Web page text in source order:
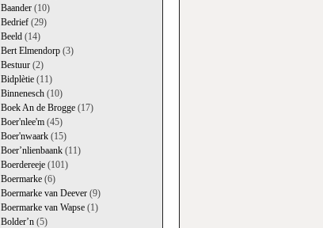
Baander(10)
Bedrief(29)
Beeld(14)
Bert Elmendorp(3)
Bestuur(2)
Bidplètie(11)
Binnenesch(10)
Boek An de Brogge(17)
Boer'nlee'm(45)
Boer'nwaark(15)
Boer’nlienbaank(11)
Boerdereeje(101)
Boermarke(6)
Boermarke van Deever(9)
Boermarke van Wapse(1)
Bolder’n(5)